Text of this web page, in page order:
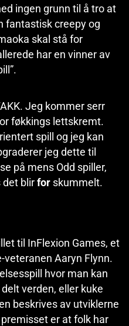
ingen grunn til å tro at
fantastisk creepy og
skal stå for
har en vinner av
Jeg kommer serr
føkkings lettskremt.
spill og jeg kan
jeg dette til
på mens Odd spiller,
det blirfor skummelt.
til InFlexion Games, et
Aaryn Flynn.
hvor man kan
verden, eller kuke
beskrives av utviklerne
er at folk har